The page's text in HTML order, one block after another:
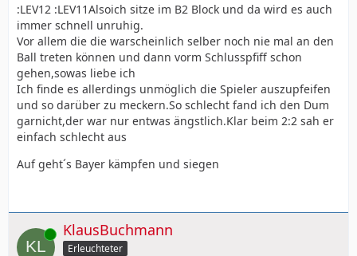
:LEV12 :LEV11Alsoich sitze im B2 Block und da wird es auch
immer schnell unruhig.
Vor allem die die warscheinlich selber noch nie mal an den
Ball treten können und dann vorm Schlusspfiff schon
gehen,sowas liebe ich
Ich finde es allerdings unmöglich die Spieler auszupfeifen
und so darüber zu meckern.So schlecht fand ich den Dum
garnicht,der war nur entwas ängstlich.Klar beim 2:2 sah er
einfach schlecht aus
Auf geht´s Bayer kämpfen und siegen
Online KlausBuchmann
Erleuchteter